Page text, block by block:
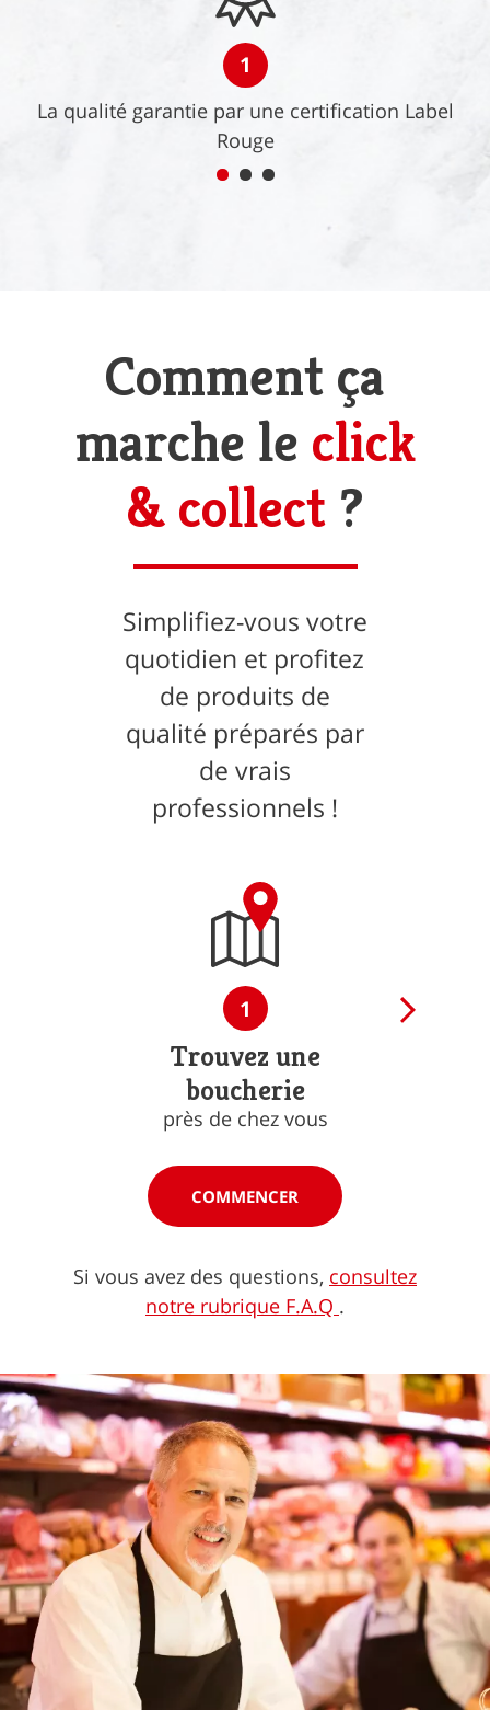
1
La qualité garantie par une certification Label
Rouge
Comment ça
marche le click
& collect ?
Simplifiez-vous votre
quotidien et profitez
de produits de
qualité préparés par
de vrais
professionnels !
1
Trouvez une
boucherie
près de chez vous
COMMENCER
Si vous avez des questions, consultez
notre rubrique F.A.Q .